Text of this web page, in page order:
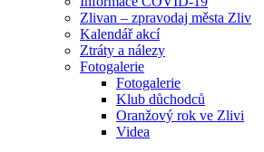
Zlivan – zpravodaj města Zliv
Kalendář akcí
Ztráty a nálezy
Fotogalerie
Fotogalerie
Klub důchodců
Oranžový rok ve Zlivi
Videa